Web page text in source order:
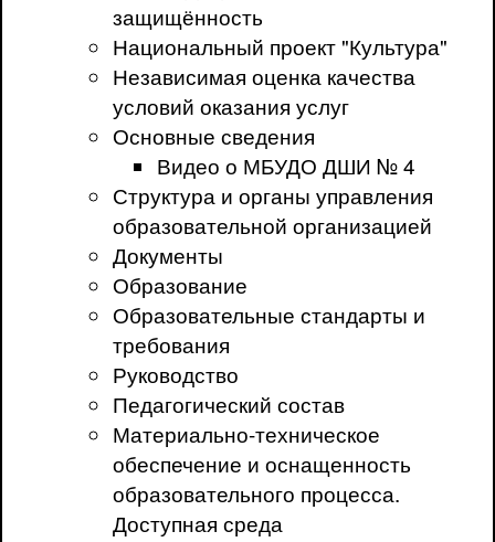
защищённость
Национальный проект "Культура"
Независимая оценка качества
условий оказания услуг
Основные сведения
Видео о МБУДО ДШИ № 4
Структура и органы управления
образовательной организацией
Документы
Образование
Образовательные стандарты и
требования
Руководство
Педагогический состав
Материально-техническое
обеспечение и оснащенность
образовательного процесса.
Доступная среда